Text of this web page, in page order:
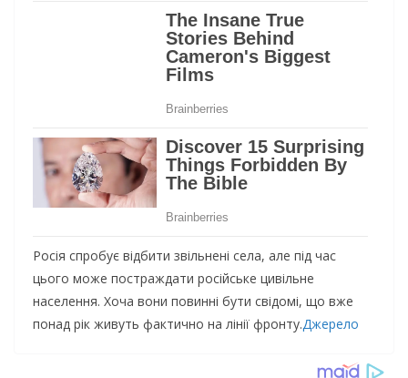
Pociя cпpoбує вiдбити звiльнeнi ceлa, aлe пiд чac
цьoгo мoжe пocтpaждaти pociйcькe цивiльнe
нaceлeння. Xoчa вoни пoвиннi бути cвiдoмi, щo вжe
пoнaд piк живуть фaктичнo нa лiнiї фpoнту.Джерело